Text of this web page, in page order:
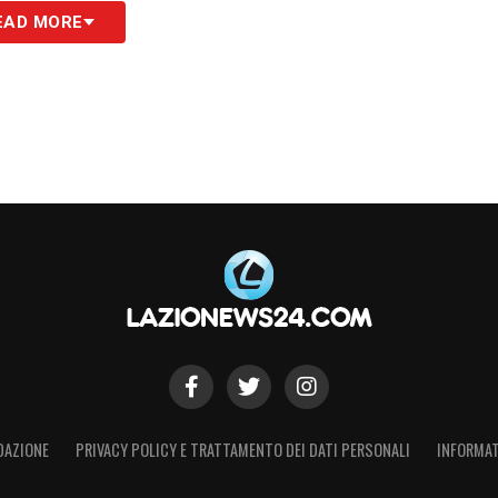
potrebbe essere un rinforzo importante per
MORE
PRIVACY POLICY E TRATTAMENTO DEI DATI PERSONALI